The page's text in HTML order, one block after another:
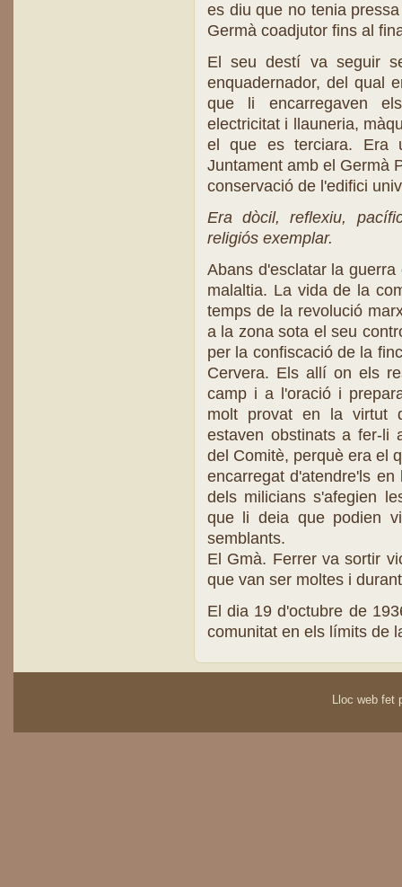
es diu que no tenia
Germà coadjutor fins al
El seu destí va seguir
enquadernador, del qual
que li encarregaven
electricitat i llauneria,
el que es terciara. Era
Juntament amb el Germà
conservació de l'edifici
Era dòcil, reflexiu,
religiós exemplar.
Abans d'esclatar la
malaltia. La vida de la
temps de la revolució
a la zona sota el seu
per la confiscació de la
Cervera. Els allí on els
camp i a l'oració i
molt provat en la virtut
estaven obstinats a fer-li
del Comitè, perquè era el
encarregat d'atendre'ls
dels milicians s'afegien
que li deia que podien
semblants.
El Gmà. Ferrer va sortir
que van ser moltes i
El dia 19 d'octubre de
comunitat en els límits de
Lloc web fet